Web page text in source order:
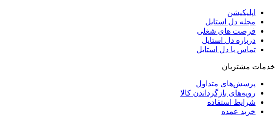
اپلیکیشن
مجله دل استایل
فرصت های شغلی
درباره دل استایل
تماس با دل استایل
خدمات مشتریان
پرسش‌های متداول
رویه‌های بازگرداندن کالا
شرایط استفاده
خرید عمده